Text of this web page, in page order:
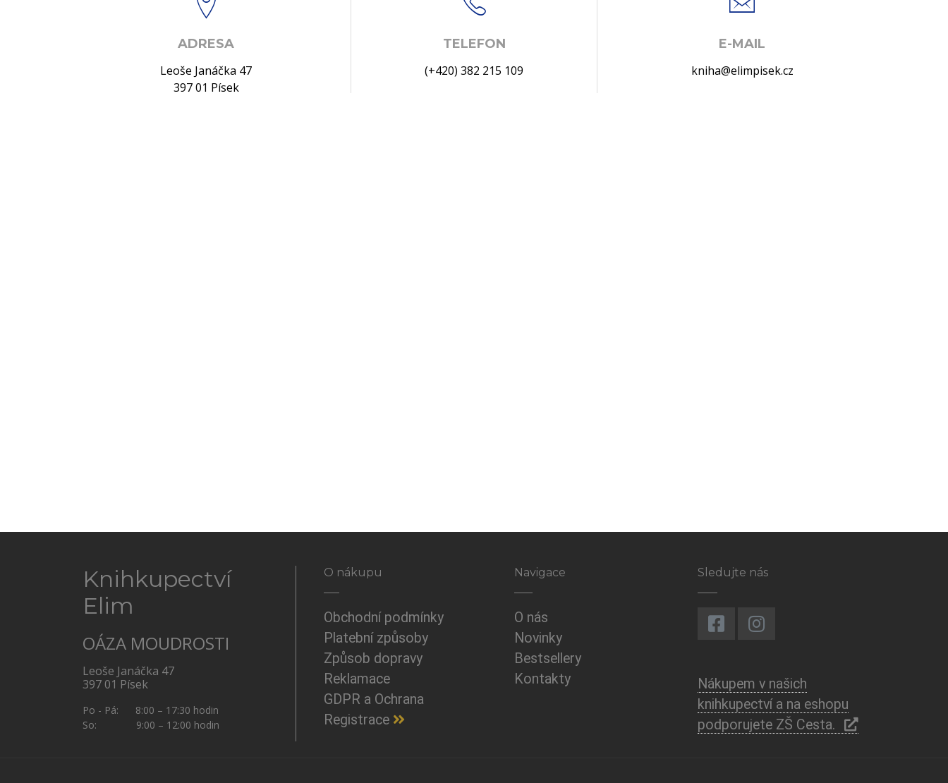
ADRESA
Leoše Janáčka 47
397 01 Písek
TELEFON
(+420) 382 215 109
E-MAIL
kniha@elimpisek.cz
Knihkupectví
Elim
OÁZA MOUDROSTI
Leoše Janáčka 47
397 01 Písek
Po - Pá: 8:00 – 17:30 hodin
So: 9:00 – 12:00 hodin
O nákupu
Obchodní podmínky
Platební způsoby
Způsob dopravy
Reklamace
GDPR a Ochrana
Registrace
Navigace
O nás
Novinky
Bestsellery
Kontakty
Sledujte nás
Nákupem v našich
knihkupectví a na eshopu
podporujete ZŠ Cesta.